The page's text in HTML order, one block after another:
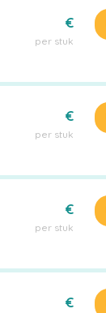
€
per stuk
€
per stuk
€
per stuk
€